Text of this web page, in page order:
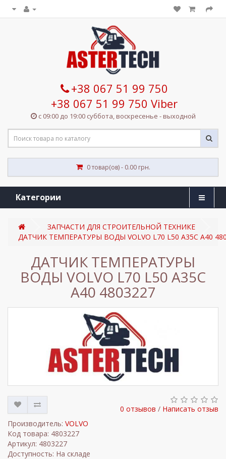
+38 067 51 99 750
+38 067 51 99 750 Viber
с 09:00 до 19:00 суббота, воскресенье - выходной
0 товар(ов) - 0.00 грн.
Категории
ЗАПЧАСТИ ДЛЯ СТРОИТЕЛЬНОЙ ТЕХНИКЕ
ДАТЧИК ТЕМПЕРАТУРЫ ВОДЫ VOLVO L70 L50 A35C A40
ДАТЧИК ТЕМПЕРАТУРЫ
ВОДЫ VOLVO L70 L50 A35C
A40 4803227
0 отзывов / Написать отзыв
Производитель: VOLVO
Код товара: 4803227
Артикул: 4803227
Доступность: На складе